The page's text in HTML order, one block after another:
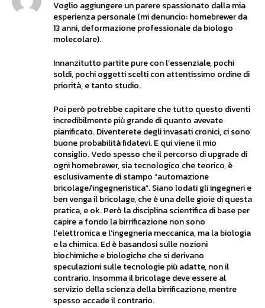
Voglio aggiungere un parere spassionato dalla mia
esperienza personale (mi denuncio: homebrewer da
13 anni, deformazione professionale da biologo
molecolare).
Innanzitutto partite pure con l’essenziale, pochi
soldi, pochi oggetti scelti con attentissimo ordine di
priorità, e tanto studio.
Poi però potrebbe capitare che tutto questo diventi
incredibilmente più grande di quanto avevate
pianificato. Diventerete degli invasati cronici, ci sono
buone probabilità fidatevi. E qui viene il mio
consiglio. Vedo spesso che il percorso di upgrade di
ogni homebrewer, sia tecnologico che teorico, è
esclusivamente di stampo “automazione
bricolage/ingegneristica”. Siano lodati gli ingegneri e
ben venga il bricolage, che è una delle gioie di questa
pratica, e ok. Però la disciplina scientifica di base per
capire a fondo la birrificazione non sono
l’elettronica e l’ingegneria meccanica, ma la biologia
e la chimica. Ed è basandosi sulle nozioni
biochimiche e biologiche che si derivano
speculazioni sulle tecnologie più adatte, non il
contrario. Insomma il bricolage deve essere al
servizio della scienza della birrificazione, mentre
spesso accade il contrario.